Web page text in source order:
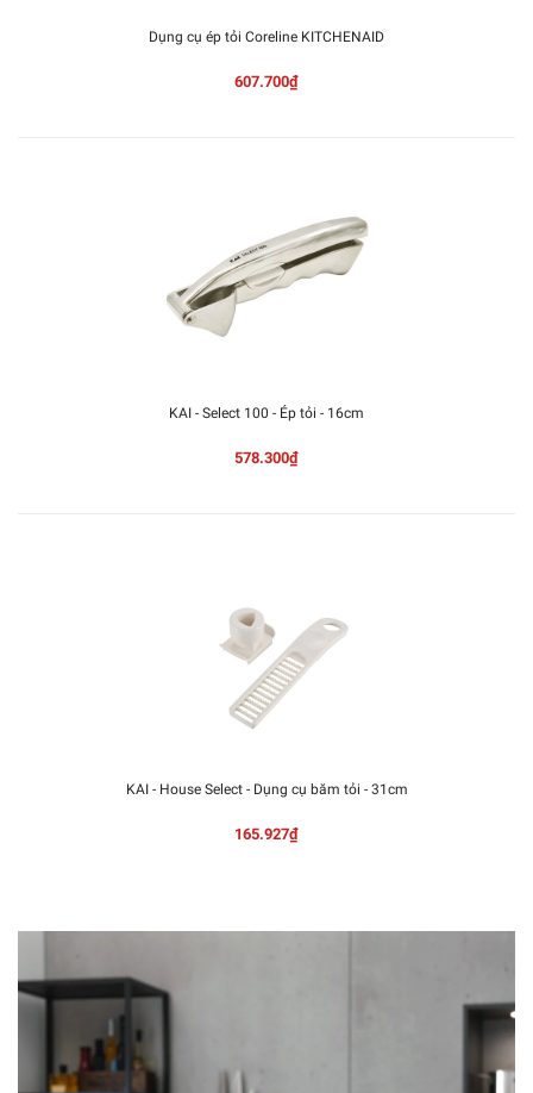
Dụng cụ ép tỏi Coreline KITCHENAID
607.700₫
KAI - Select 100 - Ép tỏi - 16cm
578.300₫
KAI - House Select - Dụng cụ băm tỏi - 31cm
165.927₫